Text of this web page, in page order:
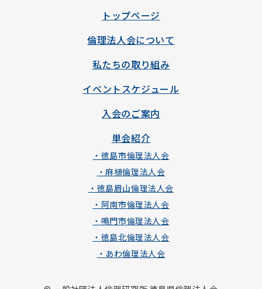
トップページ
倫理法人会について
私たちの取り組み
イベントスケジュール
入会のご案内
単会紹介
・徳島市倫理法人会
・麻植倫理法人会
・徳島眉山倫理法人会
・阿南市倫理法人会
・鳴門市倫理法人会
・徳島北倫理法人会
・あわ倫理法人会